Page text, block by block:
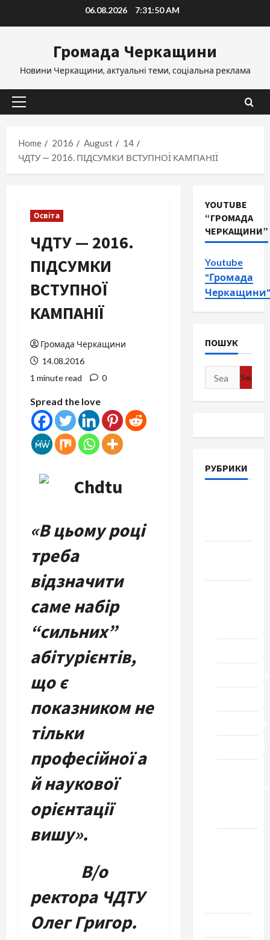
06.08.2026 7:31:50 AM
Громада Черкащини
Новини Черкащини, актуальні теми, соціальна реклама
Primary
Home
2016 August
14
ЧДТУ — 2016. ПІДСУМКИ ВСТУПНОЇ КАМПАНІЇ
Освіта
ЧДТУ — 2016.
ПІДСУМКИ
ВСТУПНОЇ
КАМПАНІЇ
Громада Черкащини
14.08.2016
1 minute read
0
Spread the love
«В цьому році
треба
відзначити
саме набір
“сильних”
абітурієнтів,
що є
показником не
тільки
професійної а
й наукової
орієнтації
вишу».
В/о
ректора ЧДТУ
Олег Григор.
YOUTUBE
“ГРОМАДА
ЧЕРКАЩИНИ”
Youtube
"Громада
Черкащини"
ПОШУК
Search
for:
РУБРИКИ